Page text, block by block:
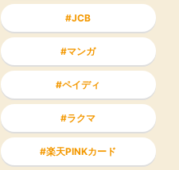
JCB
マンガ
ペイディ
ラクマ
楽天PINKカード